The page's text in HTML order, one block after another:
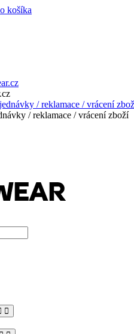
košíka
/ reklamace / vrácení
/ reklamace / vrácení zboží